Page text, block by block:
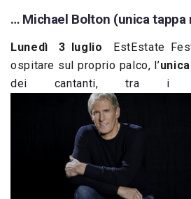
… Michael Bolton (unica tappa
Lunedì 3 luglio
EstEstate
ospitare sul proprio palco, l’
dei cantanti, tra i